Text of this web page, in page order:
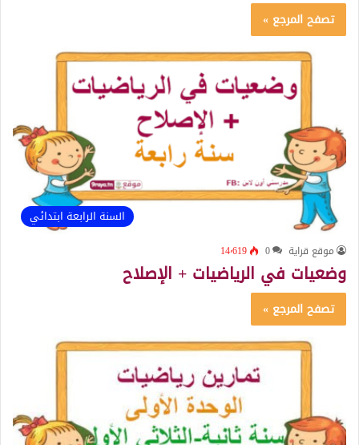
تصفح المرجع »
السنة الرابعة ابتدائي
موقع قراية 0 14٬619
وضعيات في الرياضيات + الإصلاح
تصفح المرجع »